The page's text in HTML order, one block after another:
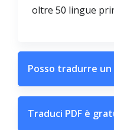
oltre 50 lingue
Posso tradurre un
Traduci PDF è